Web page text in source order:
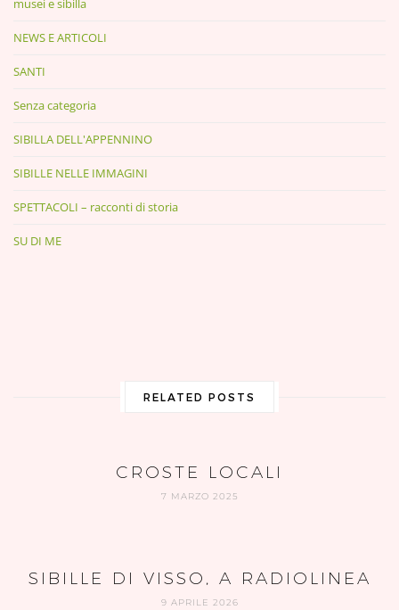
musei e sibilla
NEWS E ARTICOLI
SANTI
Senza categoria
SIBILLA DELL'APPENNINO
SIBILLE NELLE IMMAGINI
SPETTACOLI – racconti di storia
SU DI ME
RELATED POSTS
CROSTE LOCALI
7 MARZO 2025
SIBILLE DI VISSO, A RADIOLINEA
9 APRILE 2026